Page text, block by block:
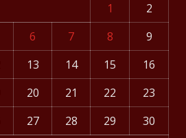
1
2
6 7 8
9
13 14 15
16
20 21 22
23
27 28 29 30